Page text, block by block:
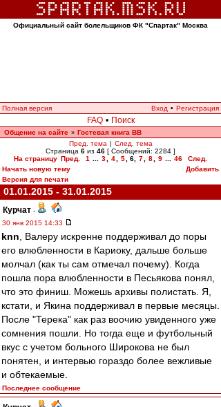
Официальный сайт болельщиков ФК "Спартак" Москва
Полная версия Вход • Регистрация
FAQ • Поиск
Общение на сайте » Гостевая книга ВВ
Пред. тема | След. тема
Страница 6 из 46 [ Сообщений: 2284 ]
На страницу Пред. 1 3 4 5 6 7 8 9 46
След.
Начать новую тему
Добавить
Версия для печати
01.01.2015 - 31.01.2015
Курчат -
30 янв 2015 14:33
knn , Валеру искренне поддерживал до поры
его влюбленности в Кариоку, дальше больше
молчал (как ты сам отмечал почему). Когда
пошла пора влюбленности в Песьякова понял,
что это финиш. Можешь архивы полистать. Я,
кстати, и Якина поддерживал в первые месяцы.
После "Терека" как раз воочию увиденного уже
сомнения пошли. Но тогда еще и футбольный
вкус с учетом больного Широкова не был
понятен, и интервью гораздо более вежливые
и обтекаемые.
Последнее сообщение